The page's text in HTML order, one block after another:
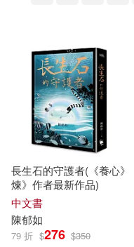
陳木城(3)
黃基博(3)
劉伯樂(2)
唐幼馨(2)
王洛夫(2)
秋雨文化(1)
財團法人臺灣生
適合平板閱讀(3)
其他 (可複選)
現在可購買商品
作者/演唱/譯/編/繪
長生石的守護者(《養心》
煉》作者最新作品)
中文書
陳郁如
79 折 $276 $350